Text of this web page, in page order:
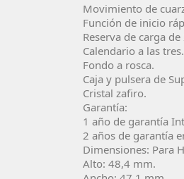
Movimiento de
Función de inicio
Reserva de carga
Calendario a las tres.
Fondo a rosca.
Caja y pulsera de
Cristal zafiro.
Garantía:
1 año de garantí­a
2 años de garantí­a
Dimensiones: Para
Alto: 48,4 mm.